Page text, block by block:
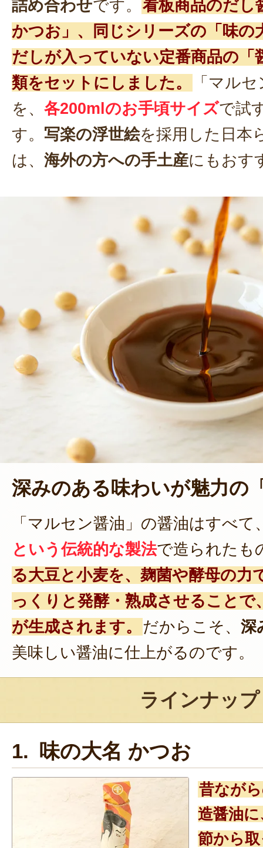
詰め合わせです。 看板商品のだし
かつお」、同じシリーズの「味の
だしが入っていない定番商品の「
類をセットにしました。
「マル
を、 各200mlのお手頃サイズで試
す。 写楽の浮世絵を採用した日本
は、 海外の方への手土産にもおす
深みのある味わいが魅力の
「マルセン醤油」の醤油はすべて
という伝統的な製法で造られたも
る大豆と小麦を、麹菌や酵母の力
っくりと発酵・熟成させることで
が生成されます。 だからこそ、 深
美味しい醤油に仕上がるのです。
ラインナップ
1. 味の大名 かつお
昔なが
造醤油
節から